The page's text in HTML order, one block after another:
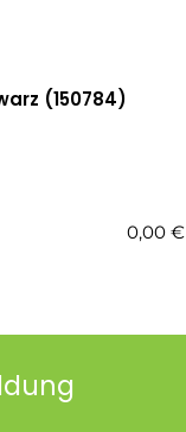
(150784)
0,00 €